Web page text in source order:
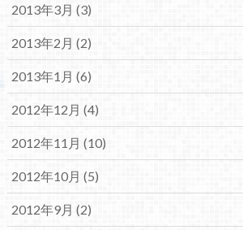
2013年3月 (3)
2013年2月 (2)
2013年1月 (6)
2012年12月 (4)
2012年11月 (10)
2012年10月 (5)
2012年9月 (2)